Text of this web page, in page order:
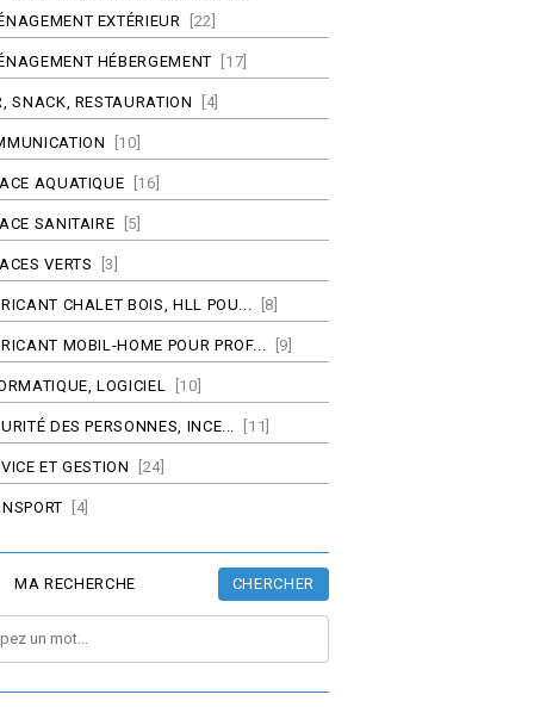
EXTÉRIEUR
[22]
HÉBERGEMENT [17]
SNACK, RESTAURATION [4]
[10]
AQUATIQUE [16]
SANITAIRE [5]
VERTS [3]
CHALET BOIS, HLL POU... [8]
MOBIL-HOME POUR PROF... [9]
LOGICIEL [10]
DES PERSONNES, INCE... [11]
ET GESTION [24]
[4]
MA RECHERCHE CHERCHER